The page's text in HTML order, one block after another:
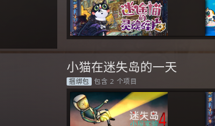
小猫在迷失岛的一天
捆绑包 包含 2 个项目